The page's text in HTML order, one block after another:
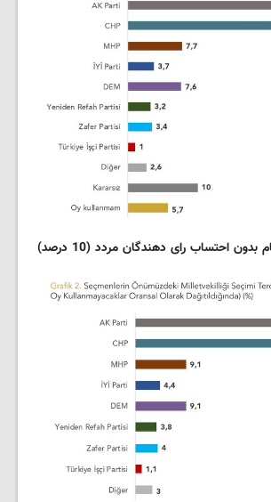
احتساب رای دهندگان مردد (10 درصد)